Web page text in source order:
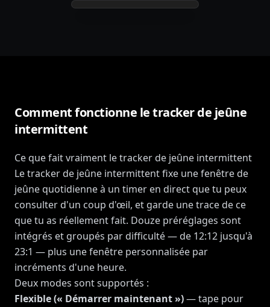
Comment fonctionne le tracker de jeûne
intermittent
Ce que fait vraiment le tracker de jeûne intermittent
Le tracker de jeûne intermittent fixe une fenêtre de
jeûne quotidienne à un timer en direct que tu peux
consulter d'un coup d'œil, et garde une trace de ce
que tu as réellement fait. Douze préréglages sont
intégrés et groupés par difficulté — de 12:12 jusqu'à
23:1 — plus une fenêtre personnalisée par
incréments d'une heure.
Deux modes sont supportés :
Flexible (« Démarrer maintenant »)— tape pour